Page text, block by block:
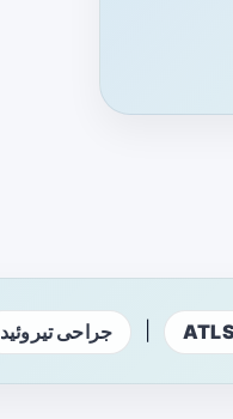
جراحی تیروئید